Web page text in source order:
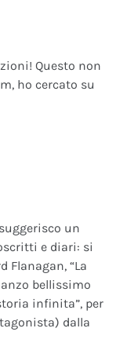
Questo non
ho cercato su
un
e diari: si
Flanagan, “La
bellissimo
infinita”, per
dalla